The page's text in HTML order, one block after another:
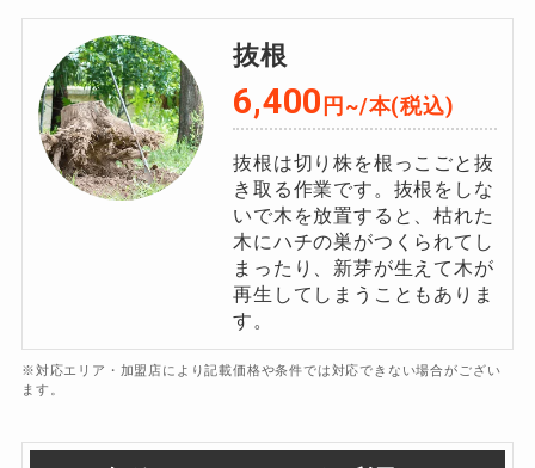
抜根
6,400 円~/本(税込)
抜根は切り株を根っこごと抜
き取る作業です。抜根をしな
いで木を放置すると、枯れた
木にハチの巣がつくられてし
まったり、新芽が生えて木が
再生してしまうこともありま
す。
※対応エリア・加盟店により記載価格や条件では対応できない場合がござい
ます。